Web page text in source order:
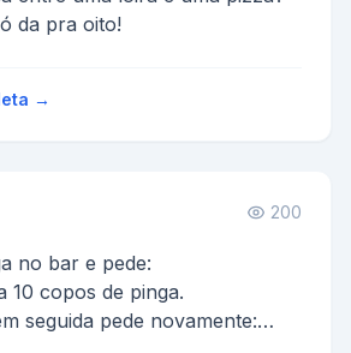
da pra oito!
→
200
no bar e pede:
10 copos de pinga.
seguida pede novamente: